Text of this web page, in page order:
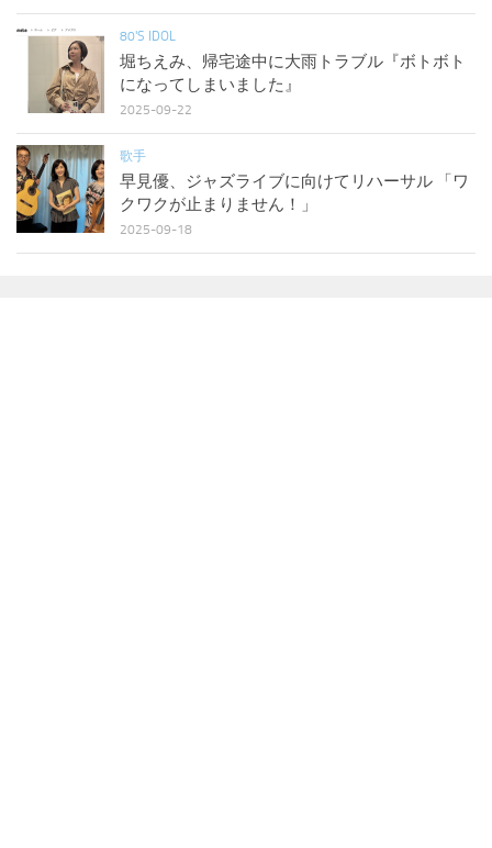
80'S IDOL
堀ちえみ、帰宅途中に大雨トラブル『ボトボト
になってしまいました』
2025-09-22
歌手
早見優、ジャズライブに向けてリハーサル 「ワ
クワクが止まりません！」
2025-09-18